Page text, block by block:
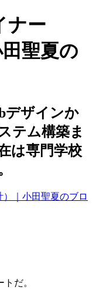
ナー
田聖夏の
デザインか
テム構築ま
は専門学校
だ。